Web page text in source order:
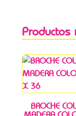
Productos
BROCHE